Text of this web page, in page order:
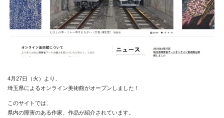
4月27日（火）より、
埼玉県によるオンライン美術館がオープンしました！
このサイトでは、
県内の障害のある作家、作品が紹介されています。